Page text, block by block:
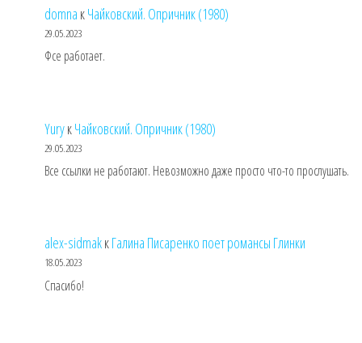
domna кЧайковский. Опричник (1980)
29.05.2023
Фсе работает.
YuryкЧайковский. Опричник (1980)
29.05.2023
Все ссылки не работают. Невозможно даже просто что-то прослушать.
alex-sidmakкГалина Писаренко поет романсы Глинки
18.05.2023
Спасибо!